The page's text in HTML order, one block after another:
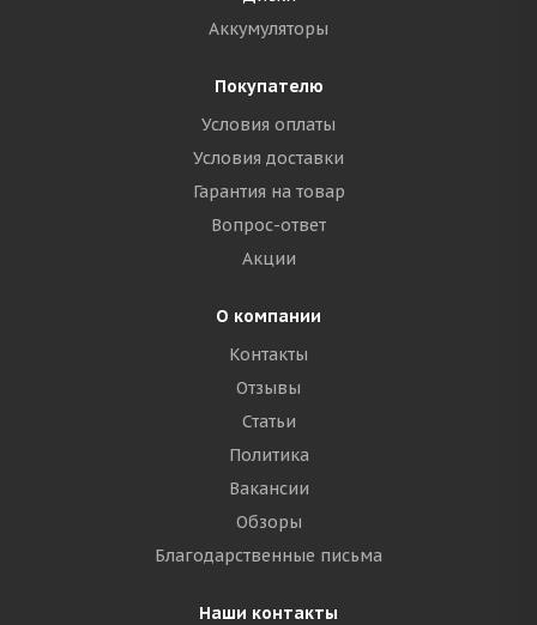
Аккумуляторы
Покупателю
Условия оплаты
Условия доставки
Гарантия на товар
Вопрос-ответ
Акции
О компании
Контакты
Отзывы
Статьи
Политика
Вакансии
Обзоры
Благодарственные письма
Наши контакты